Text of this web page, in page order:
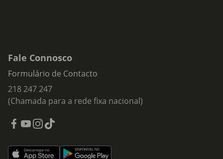
Fale Connosco
Formulário de Contacto
218 247 247
(Chamada para a rede fixa nacional)